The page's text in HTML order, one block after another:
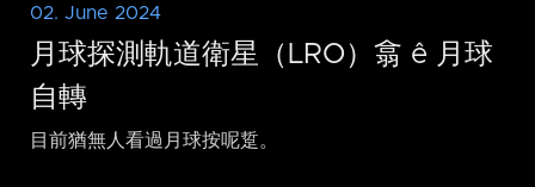
02. June 2024
月球探測軌道衛星（LRO）翕 ê 月球
自轉
目前猶無人看過月球按呢踅。